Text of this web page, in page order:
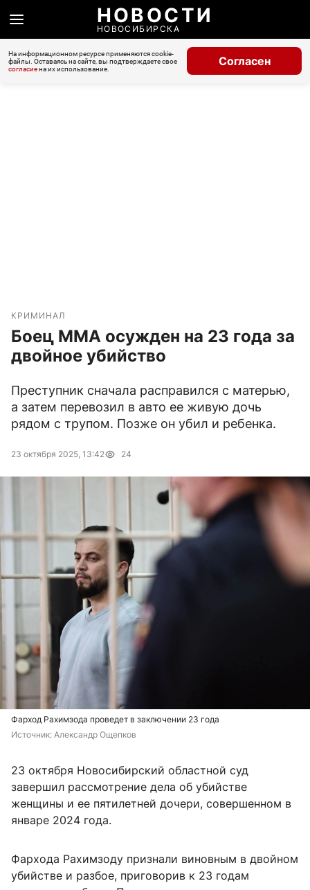
НОВОСТИ
НОВОСИБИРСКА
На информационном ресурсе применяются cookie-
файлы. Оставаясь на сайте, вы подтверждаете свое
согласиена их использование.
Согласен
КРИМИНАЛ
Боец ММА осужден на 23 года за
двойное убийство
Преступник сначала расправился с матерью,
а затем перевозил в авто ее живую дочь
рядом с трупом. Позже он убил и ребенка.
23 октября 2025, 13:42 24
Фарход Рахимзода проведет в заключении 23 года
Источник: Александр Ощепков
23 октября Новосибирский областной суд
завершил рассмотрение дела об убийстве
женщины и ее пятилетней дочери, совершенном в
январе 2024 года.
Фархода Рахимзоду признали виновным в двойном
убийстве и разбое, приговорив к 23 годам